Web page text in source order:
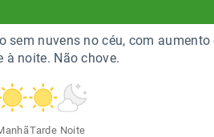
sem nuvens no céu, com aumento
à noite. Não chove.
Tarde Noite